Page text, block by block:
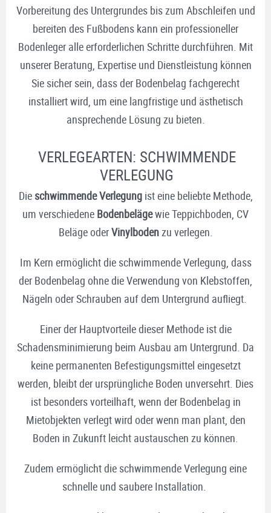
Vorbereitung des Untergrundes bis zum Abschleifen und
bereiten des Fußbodens kann ein professioneller
Bodenleger alle erforderlichen Schritte durchführen. Mit
unserer Beratung, Expertise und Dienstleistung können
Sie sicher sein, dass der Bodenbelag fachgerecht
installiert wird, um eine langfristige und ästhetisch
ansprechende Lösung zu bieten.
VERLEGEARTEN: SCHWIMMENDE
VERLEGUNG
Die schwimmende Verlegungist eine beliebte Methode,
um verschiedene Bodenbelägewie Teppichboden, CV
Beläge oderVinylbodenzu verlegen.
Im Kern ermöglicht die schwimmende Verlegung, dass
der Bodenbelag ohne die Verwendung von Klebstoffen,
Nägeln oder Schrauben auf dem Untergrund aufliegt.
Einer der Hauptvorteile dieser Methode ist die
Schadensminimierung beim Ausbau am Untergrund. Da
keine permanenten Befestigungsmittel eingesetzt
werden, bleibt der ursprüngliche Boden unversehrt. Dies
ist besonders vorteilhaft, wenn der Bodenbelag in
Mietobjekten verlegt wird oder wenn man plant, den
Boden in Zukunft leicht austauschen zu können.
Zudem ermöglicht die schwimmende Verlegung eine
schnelle und saubere Installation.